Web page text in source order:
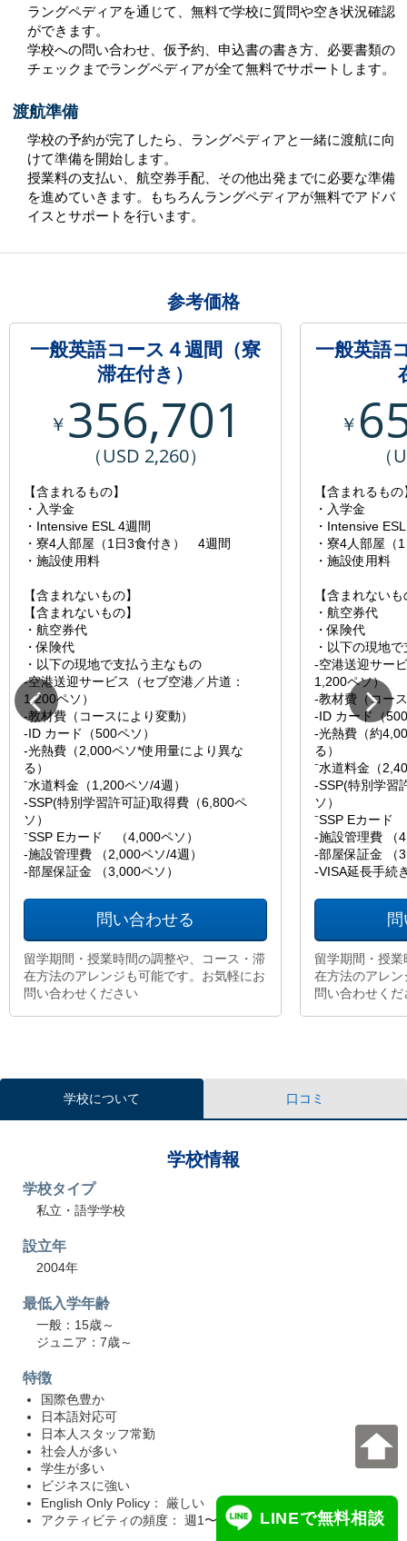
ラングペディアを通じて、無料で学校に質問や空き状況確認
ができます。
学校への問い合わせ、仮予約、申込書の書き方、必要書類の
チェックまでラングペディアが全て無料でサポートします。
渡航準備
学校の予約が完了したら、ラングペディアと一緒に渡航に向
けて準備を開始します。
授業料の支払い、航空券手配、その他出発までに必要な準備
を進めていきます。もちろんラングペディアが無料でアドバ
イスとサポートを行います。
参考価格
一般英語コース４週間（寮
滞在付き）
￥ 356,701
（USD 2,260）
【含まれるもの】
・入学金
・Intensive ESL 4週間
・寮4人部屋（1日3食付き） 4週間
・施設使用料
【含まれないもの】
【含まれないもの】
・航空券代
・保険代
・以下の現地で支払う主なもの
-空港送迎サービス（セブ空港／片道：
1,200ペソ）
-教材費（コースにより変動）
-ID カード（500ペソ）
-光熱費（2,000ペソ*使用量により異な
る）
⁻水道料金（1,200ペソ/4週）
-SSP(特別学習許可証)取得費（6,800ペ
ソ）
⁻SSP Eカード （4,000ペソ）
-施設管理費 （2,000ペソ/4週）
-部屋保証金 （3,000ペソ）
問い合わせる
留学期間・授業時間の調整や、コース・滞
在方法のアレンジも可能です。お気軽にお
問い合わせください
一般英語
￥
【含まれるもの
・入学金
・Intensive
・寮4人部屋
・施設使用料
【含まれない
・航空券代
・保険代
・以下の現地
-空港送迎サー
1,200ペソ）
-教材費（コー
-ID カード（
-光熱費（約
る）
⁻水道料金（
-SSP(特別学習
ソ）
⁻SSP Eカード
-施設管理費 （
-部屋保証金 （
-VISA延長手続
留学期間・授
在方法のアレ
問い合わせくだ
学校について 口コミ
学校情報
学校タイプ
私立・語学学校
設立年
2004年
最低入学年齢
一般：15歳～
ジュニア：7歳～
特徴
国際色豊か
日本語対応可
日本人スタッフ常勤
社会人が多い
学生が多い
ビジネスに強い
English Only Policy： 厳しい
アクティビティの頻度： 週1〜2回
LINEで無料相談